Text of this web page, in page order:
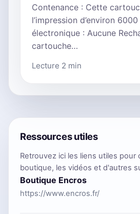
Contenance : Cette
l’impression d’environ
électronique : Aucune
cartouche…
Lecture 2 min
Ressources utiles
Retrouvez ici les liens utiles pour
boutique, les vidéos et d'autres
Boutique Encros
https://www.encros.fr/